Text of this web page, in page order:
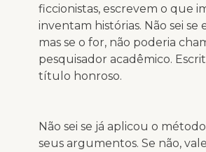
ficcionistas, escrevem o que
inventam histórias. Não sei se
mas se o for, não poderia
pesquisador acadêmico.
título honroso.
Não sei se já aplicou o
seus argumentos. Se não,